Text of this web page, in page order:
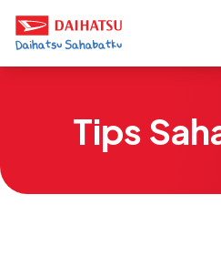
Tips